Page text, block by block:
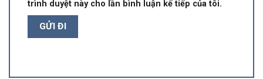
trình duyệt này cho lần bình luận kế tiếp của tôi.